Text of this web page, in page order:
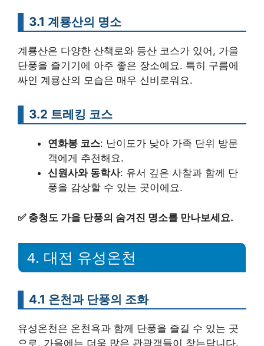
3.1 계룡산의 명소
계룡산은 다양한 산책로와 등산 코스가 있어, 가을
단풍을 즐기기에 아주 좋은 장소예요. 특히 구름에
싸인 계룡산의 모습은 매우 신비로워요.
3.2 트레킹 코스
연화봉 코스: 난이도가 낮아 가족 단위 방문
객에게 추천해요.
신원사와 동학사: 유서 깊은 사찰과 함께 단
풍을 감상할 수 있는 곳이에요.
✅ 충청도 가을 단풍의 숨겨진 명소를 만나보세요.
4. 대전 유성온천
4.1 온천과 단풍의 조화
유성온천은 온천욕과 함께 단풍을 즐길 수 있는 곳
으로, 가을에는 더욱 많은 관광객들이 찾는답니다.